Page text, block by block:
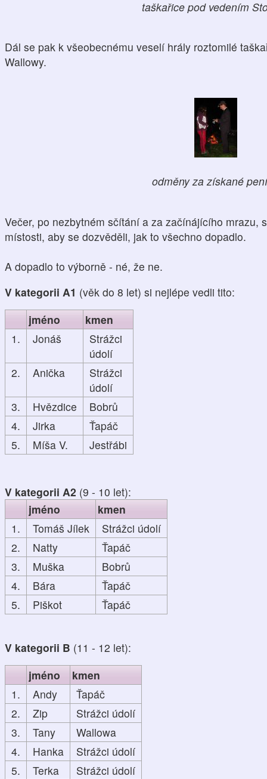
taškařice pod vedením
Dál se pak k všeobecnému veselí hrály roztomilé
Wallowy.
odměny za získané
Večer, po nezbytném sčítání a za začínájícího mrazu,
místosti, aby se dozvěděli, jak to všechno dopadlo.
A dopadlo to výborně - né, že ne.
V kategorii A1 (věk do 8 let) si nejlépe vedli tito:
jméno
kmen
1.
Jonáš
Strážci
údolí
2.
Anička
Strážci
údolí
3.
Hvězdice
Bobrů
4.
Jirka
Ťapáč
5.
Míša V. Jestřábi
V kategorii A2 (9 - 10 let):
jméno
kmen
1.
Tomáš Jílek
Strážci údolí
2.
Natty
Ťapáč
3.
Muška
Bobrů
4.
Bára
Ťapáč
5.
Piškot Ťapáč
V kategorii B (11 - 12 let):
jméno
kmen
1.
Andy
Ťapáč
2.
Zip
Strážci údolí
3.
Tany
Wallowa
4.
Hanka
Strážci údolí
5.
Terka Strážci údolí